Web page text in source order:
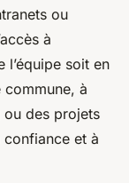
ou
à
l’équipe soit en
commune, à
des projets
et à